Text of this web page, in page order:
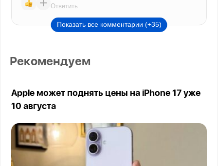
Ответить
Показать все комментарии (+35)
Рекомендуем
Apple может поднять цены на iPhone 17 уже
10 августа